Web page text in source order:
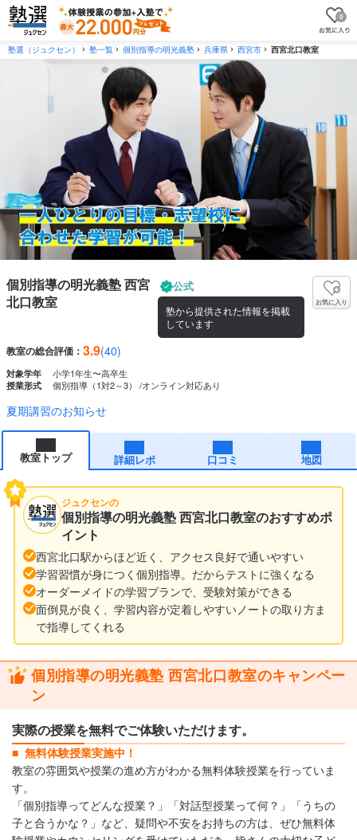
0
塾選（ジュクセン） 塾一覧 個別指導の明光義塾 兵庫県 西宮市 西宮北口教室
個別指導の明光義塾 西宮
北口教室
公式
塾から提供された情報を掲載
しています
教室の総合評価： 3.9(40)
お気に入り
対象学年 小学1年生〜高卒生
授業形式 個別指導（1対2～3） オンライン対応あり
夏期講習のお知らせ
教室トップ 詳細レポ 口コミ 地図
ジュクセンの
個別指導の明光義塾 西宮北口教室のおすすめポ
イント
西宮北口駅からほど近く、アクセス良好で通いやすい
学習習慣が身につく個別指導。だからテストに強くなる
オーダーメイドの学習プランで、受験対策ができる
面倒見が良く、学習内容が定着しやすいノートの取り方ま
で指導してくれる
個別指導の明光義塾 西宮北口教室のキャンペー
ン
実際の授業を無料でご体験いただけます。
無料体験授業実施中！
教室の雰囲気や授業の進め方がわかる無料体験授業を行っていま
す。
「個別指導ってどんな授業？」「対話型授業って何？」「うちの
子と合うかな？」など、疑問や不安をお持ちの方は、ぜひ無料体